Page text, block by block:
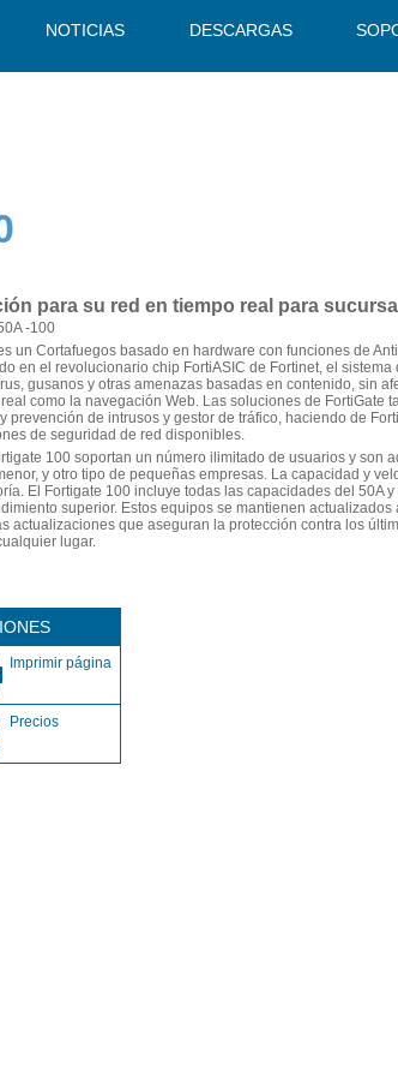
NOTICIAS DESCARGAS
para su red en tiempo real para
-100
un Cortafuegos basado en hardware con funciones de
en el revolucionario chip FortiASIC de Fortinet, el
gusanos y otras amenazas basadas en contenido, sin
como la navegación Web. Las soluciones de FortiGate
prevención de intrusos y gestor de tráfico, haciendo de
de seguridad de red disponibles.
100 soportan un número ilimitado de usuarios y son
y otro tipo de pequeñas empresas. La capacidad y
El Fortigate 100 incluye todas las capacidades del 50A
superior. Estos equipos se mantienen
actualizaciones que aseguran la protección contra los
lugar.
Imprimir página
Precios